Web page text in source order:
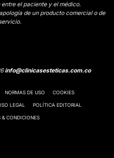
el paciente y el médico.
de un producto comercial o de
info@clinicasesteticas.com.co
NORMAS DE USO COOKIES
LEGAL POLÍTICA EDITORIAL
& CONDICIONES